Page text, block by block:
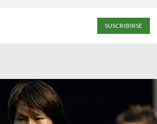
SUSCRIBIRSE